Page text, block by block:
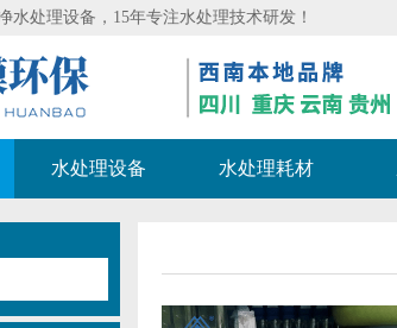
水处理设备 ，15年专注水处理技术研发！
水处理设备 水处理耗材